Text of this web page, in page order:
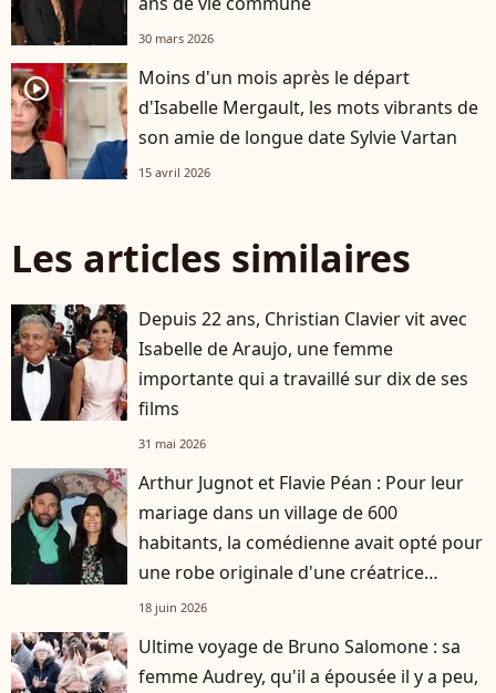
30 mars 2026
player2
Moins d'un mois après le départ
d'Isabelle Mergault, les mots vibrants de
son amie de longue date Sylvie Vartan
15 avril 2026
Les articles similaires
Depuis 22 ans, Christian Clavier vit avec
Isabelle de Araujo, une femme
importante qui a travaillé sur dix de ses
films
31 mai 2026
Arthur Jugnot et Flavie Péan : Pour leur
mariage dans un village de 600
habitants, la comédienne avait opté pour
une robe originale d'une créatrice
française
18 juin 2026
Ultime voyage de Bruno Salomone : sa
femme Audrey, qu'il a épousée il y a peu,